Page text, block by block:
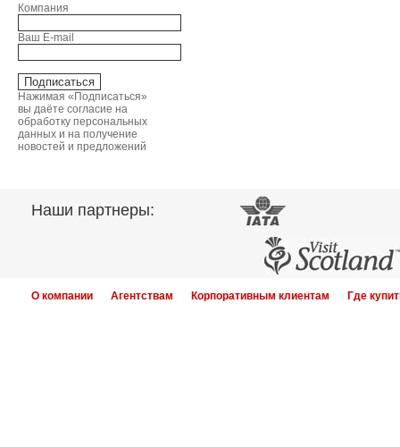
Компания
Ваш E-mail
Нажимая «Подписаться»
вы даёте согласие на
обработку персональных
данных и на получение
новостей и предложений
Наши партнеры:
О компании Агентствам Корпоративным клиентам Где